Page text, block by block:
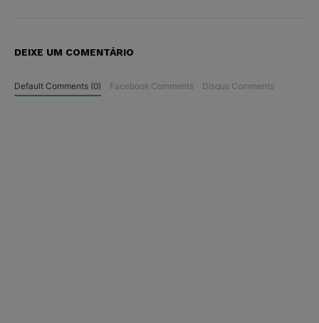
DEIXE UM COMENTÁRIO
Default Comments (0) Facebook Comments Disqus Comments